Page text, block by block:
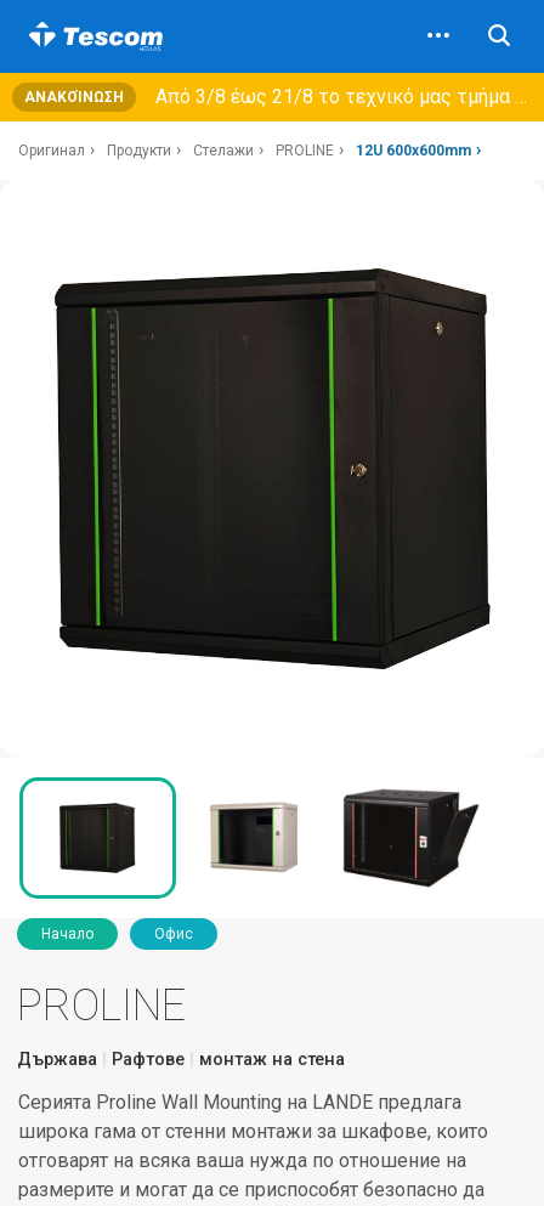
ΑΝΑΚΟΊΝΩΣΗ Από 3/8 έως 21/8 τo τεχνικό μας τμήμα θα εξυπηρετεί μόνο συμβόλαια συντήρησης και όχι νέες παραλαβές →
Оригинал Продукти Стелажи PROLINE 12U 600x600mm
Начало Офис
PROLINE
Държава Рафтове монтаж на стена
Серията Proline Wall Mounting на LANDE предлага
широка гама от стенни монтажи за шкафове, които
отговарят на всяка ваша нужда по отношение на
размерите и могат да се приспособят безопасно да